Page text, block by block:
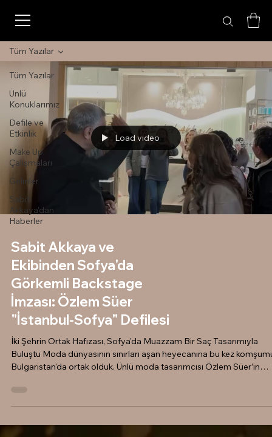
Tüm Yazılar
Ünlü
Konuklarımız
Defile ve
Etkinlik
Make Up
Çalışmaları
Gelinler
Sabit
Akkaya'dan
Haberler
Tüm Yazılar
Load video
Sabit Akkaya ve
Ekibinden Sofya'da
Görkemli Backstage
İmzası: Özlem Süer
"İstanbul-Sofya" Defilesi
İki Şehrin Ortak Hafızası, Sofya'da Muazzam Bir Saç Tasarımıyla
Buluştu Moda dünyasının sınırları aşan heyecanına bu kez
Bulgaristan'da ortak olduk. Ünlü moda tasarımcısı Özlem Süer’in
tarihi dokusuna ve koleksiyonun ruhuna uygun olarak
ve Siyah